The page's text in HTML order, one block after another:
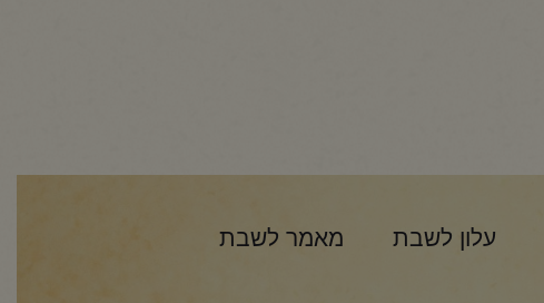
עלון לשבת מאמר לשבת